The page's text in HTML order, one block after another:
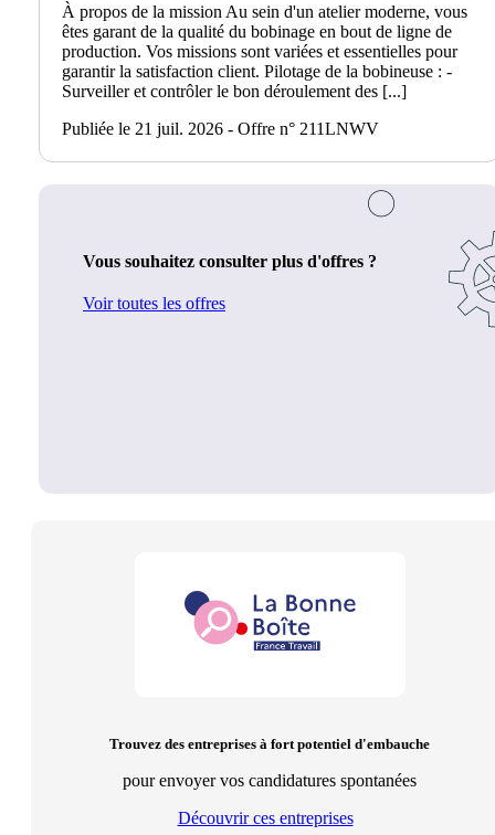
À propos de la mission Au sein d'un atelier moderne, vous
êtes garant de la qualité du bobinage en bout de ligne de
production. Vos missions sont variées et essentielles pour
garantir la satisfaction client. Pilotage de la bobineuse : -
Surveiller et contrôler le bon déroulement des [...]
Publiée le 21 juil. 2026 - Offre n° 211LNWV
Vous souhaitez consulter plus d'offres ?
Voir toutes les offres
Trouvez des entreprises à fort potentiel d'embauche
pour envoyer vos candidatures spontanées
Découvrir ces entreprises